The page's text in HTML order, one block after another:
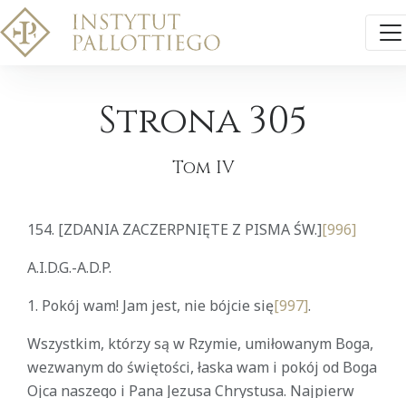
Strona 305
Tom IV
154. [ZDANIA ZACZERPNIĘTE Z PISMA ŚW.][996]
A.I.D.G.-A.D.P.
1. Pokój wam! Jam jest, nie bójcie się[997].
Wszystkim, którzy są w Rzymie, umiłowanym Boga,
wezwanym do świętości, łaska wam i pokój od Boga
Ojca naszego i Pana Jezusa Chrystusa. Najpierw